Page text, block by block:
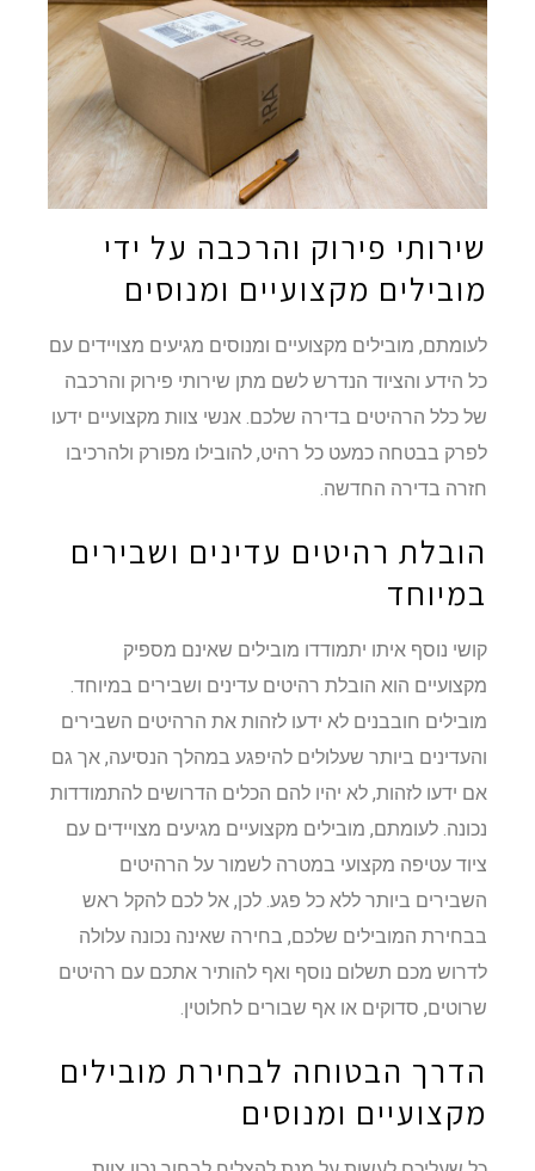
שירותי פירוק והרכבה על ידי
מובילים מקצועיים ומנוסים
לעומתם, מובילים מקצועיים ומנוסים מגיעים מצויידים עם
כל הידע והציוד הנדרש לשם מתן שירותי פירוק והרכבה
של כלל הרהיטים בדירה שלכם. אנשי צוות מקצועיים ידעו
לפרק בבטחה כמעט כל רהיט, להובילו מפורק ולהרכיבו
חזרה בדירה החדשה.
הובלת רהיטים עדינים ושבירים
במיוחד
קושי נוסף איתו יתמודדו מובילים שאינם מספיק
מקצועיים הוא הובלת רהיטים עדינים ושבירים במיוחד.
מובילים חובבנים לא ידעו לזהות את הרהיטים השבירים
והעדינים ביותר שעלולים להיפגע במהלך הנסיעה, אך גם
אם ידעו לזהות, לא יהיו להם הכלים הדרושים להתמודדות
נכונה. לעומתם, מובילים מקצועיים מגיעים מצויידים עם
ציוד עטיפה מקצועי במטרה לשמור על הרהיטים
השבירים ביותר ללא כל פגע. לכן, אל לכם להקל ראש
בבחירת המובילים שלכם, בחירה שאינה נכונה עלולה
לדרוש מכם תשלום נוסף ואף להותיר אתכם עם רהיטים
שרוטים, סדוקים או אף שבורים לחלוטין.
הדרך הבטוחה לבחירת מובילים
מקצועיים ומנוסים